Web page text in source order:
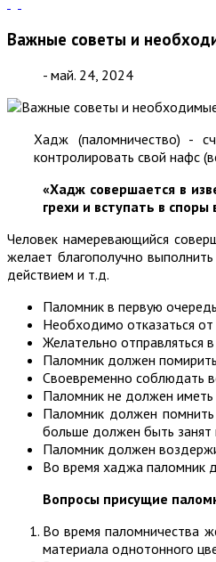
Важные советы и
- май. 24, 2024
Хадж (паломничество) -
контролировать свой нафс
«Хадж совершается в
грехи и вступать в
Человек намеревающийся
желает благополучно
действием и т.д.
Паломник в первую
Необходимо отказаться от
Желательно отправляться
Паломник должен
Своевременно соблюдать
Паломник не должен
Паломник должен
больше должен быть занят
Паломник должен
Во время хаджа паломник
Вопросы присущие
Во время паломничества
материала однотонного